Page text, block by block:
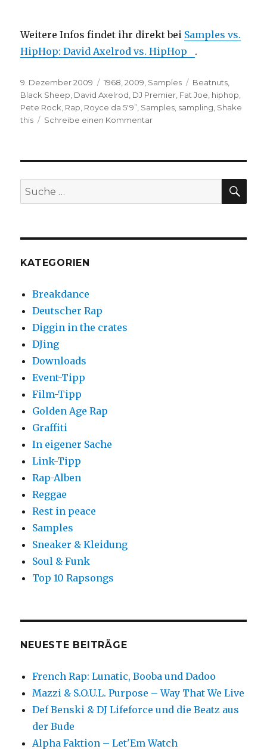
Weitere Infos findet ihr direkt bei Samples vs.
HipHop: David Axelrod vs. HipHop
.
Veröffentlicht
am
9. Dezember 2009 Kategorien
1968,2009, Samples Schlagwörter
Beatnuts,
Black Sheep, David Axelrod, DJ Premier, Fat Joe, hiphop,
Pete Rock, Rap, Royce da 5'9”, Samples, sampling, Shake
this
Schreibe einen Kommentarzu
da
–
Suche
nach:
KATEGORIEN
Breakdance
Deutscher Rap
Diggin in the crates
DJing
Downloads
Event-Tipp
Film-Tipp
Golden Age Rap
Graffiti
In eigener Sache
Link-Tipp
Rap-Alben
Reggae
Rest in peace
Samples
Sneaker & Kleidung
Soul & Funk
Top 10 Rapsongs
NEUESTE BEITRÄGE
French Rap: Lunatic, Booba und Dadoo
Mazzi & S.O.U.L. Purpose – Way That We Live
Def Benski & DJ Lifeforce und die Beatz aus
der Bude
Alpha Faktion – Let'Em Watch